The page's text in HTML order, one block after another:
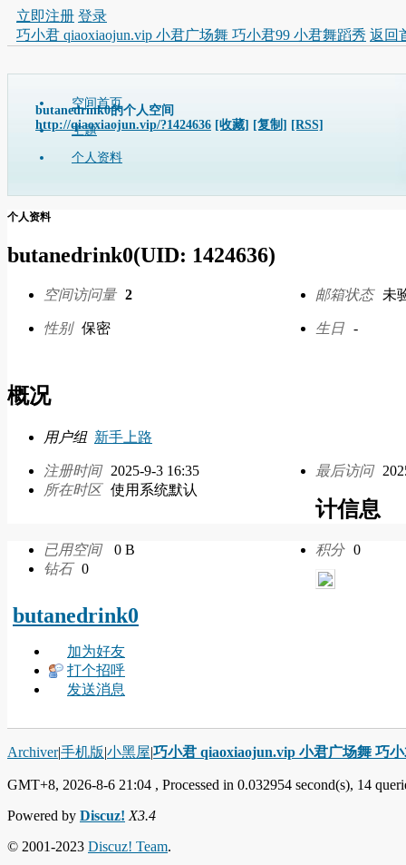
立即注册 登录
巧小君 qiaoxiaojun.vip 小君广场舞 巧小君99 小君舞蹈秀 返回
butanedrink0的个人空间
http://qiaoxiaojun.vip/?1424636 [收藏] [复制] [RSS]
空间首页
主题
个人资料
个人资料
butanedrink0(UID: 1424636)
空间访问量 2 邮箱状态 未
性别 保密 生日 -
概况
用户组 新手上路
注册时间 2025-9-3 16:35 最后访问
所在时区 使用系统默认
计信息
已用空间 0 B 积分 0
钻石 0
butanedrink0
加为好友
打个招呼
发送消息
Archiver|手机版|小黑屋|巧小君 qiaoxiaojun.vip 小君广场舞 巧
GMT+8, 2026-8-6 21:04 , Processed in 0.032954 second(s), 14
Powered by Discuz! X3.4
© 2001-2023 Discuz! Team.